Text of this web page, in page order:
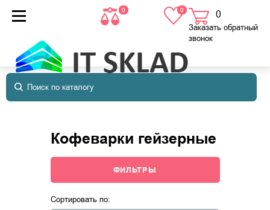
0 0 0
в корзине
Заказать обратный
звонок
Кофеварки гейзерные
ФИЛЬТРЫ
Сортировать по: